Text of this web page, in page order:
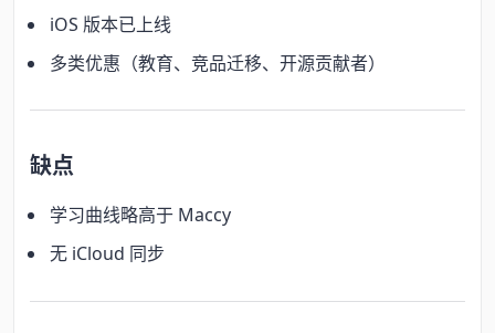
iOS 版本已上线
多类优惠（教育、竞品迁移、开源贡献者）
缺点
学习曲线略高于 Maccy
无 iCloud 同步